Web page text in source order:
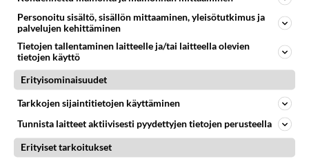
JussiDUS
2008-12-26 03:21:35
Düsseldorfin (Rheinbahn) päivälippu maksaa 5,20
ja saa ostaa myös bussikuskilta. Vaikka
näppärämmin kaupunkiin pääsee S.Bahnilla
lentokentän alla olevalta Bahnhofilta.
Äänestä Kommentoi
Personoitu sisältö, sisällön mittaaminen, yleisötutkimus ja
palvelujen kehittäminen
Tietojen tallentaminen laitteelle ja/tai laitteella olevien
tietojen käyttö
Erityisominaisuudet
Tarkkojen sijaintitietojen käyttäminen
Tunnista laitteet aktiivisesti pyydettyjen tietojen perusteella
Erityiset tarkoitukset